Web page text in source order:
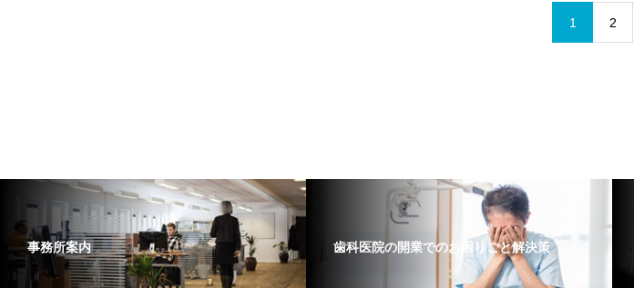
1 2
事務所案内 歯科医院の開業でのお困りごと解決策